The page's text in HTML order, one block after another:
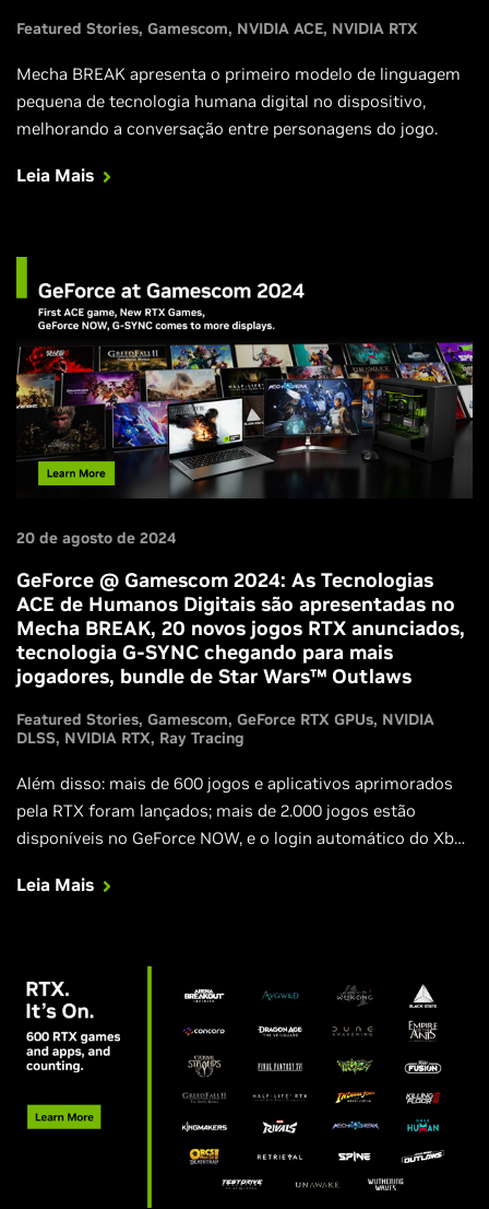
Featured Stories Gamescom NVIDIA ACE NVIDIA RTX
Mecha BREAK apresenta o primeiro modelo de linguagem
pequena de tecnologia humana digital no dispositivo,
melhorando a conversação entre personagens do jogo.
Leia Mais
20 de agosto de 2024
GeForce @ Gamescom 2024: As Tecnologias
ACE de Humanos Digitais são apresentadas no
Mecha BREAK, 20 novos jogos RTX anunciados,
tecnologia G-SYNC chegando para mais
jogadores, bundle de Star Wars™ Outlaws
Featured Stories Gamescom GeForce RTX GPUs NVIDIA
DLSS NVIDIA RTX Ray Tracing
Além disso: mais de 600 jogos e aplicativos aprimorados
pela RTX foram lançados; mais de 2.000 jogos estão
disponíveis no GeForce NOW, e o login automático do Xbox
lançado com ray tracing completo e DLSS 3; o novo Game
Leia Mais